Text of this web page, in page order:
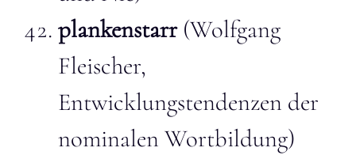
plankenstarr(Wolfgang
Fleischer,
Entwicklungstendenzen der
nominalen Wortbildung)